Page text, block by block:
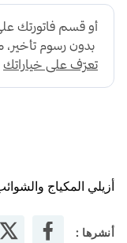
أزيلي المكياج
أنشرها :